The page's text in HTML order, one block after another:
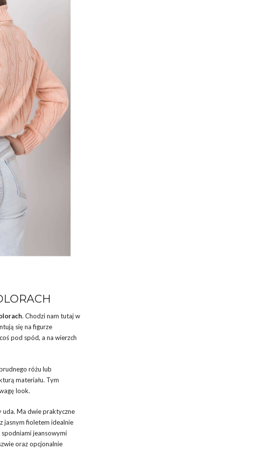
. Chodzi nam tutaj w
się na figurze
pod spód, a na wierzch
różu lub
materiału. Tym
look.
uda. Ma dwie praktyczne
jasnym fioletem idealnie
spodniami jeansowymi
oraz opcjonalnie